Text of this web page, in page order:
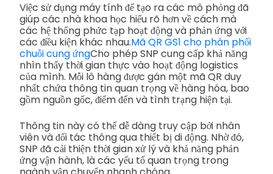
Việc sử dụng máy tính để tạo ra các mô phỏng đã
giúp các nhà khoa học hiểu rõ hơn về cách mà
các hệ thống phức tạp hoạt động và phản ứng với
các điều kiện khác nhau.Mã QR GS1 cho phân phối
chuỗi cung ứngCho phép SNP cung cấp khả năng
nhìn thấy thời gian thực vào hoạt động logistics
của mình. Mỗi lô hàng được gán một mã QR duy
nhất chứa thông tin quan trọng về hàng hóa, bao
gồm nguồn gốc, điểm đến và tình trạng hiện tại.
Thông tin này có thể dễ dàng truy cập bởi nhân
viên và đối tác thông qua thiết bị di động. Nhờ đó,
SNP đã cải thiện thời gian xử lý và khả năng phản
ứng vận hành, là các yếu tố quan trọng trong